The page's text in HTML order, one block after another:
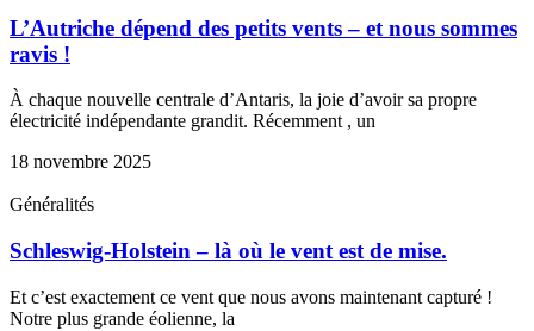
L’Autriche dépend des petits vents – et nous sommes
ravis !
À chaque nouvelle centrale d’Antaris, la joie d’avoir sa propre
électricité indépendante grandit. Récemment , un
18 novembre 2025
Généralités
Schleswig-Holstein – là où le vent est de mise.
Et c’est exactement ce vent que nous avons maintenant capturé !
Notre plus grande éolienne, la